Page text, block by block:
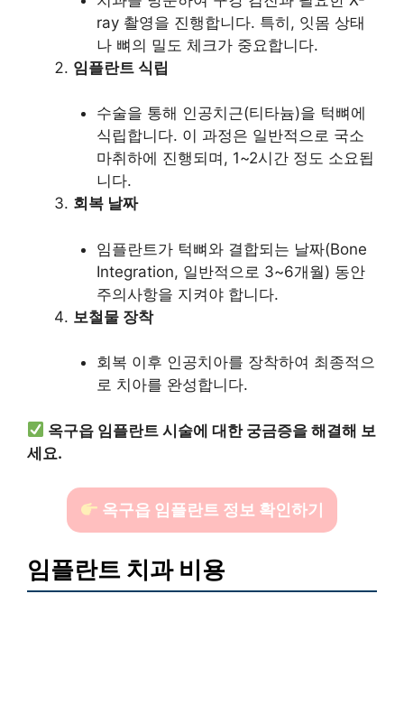
ray 촬영을 진행합니다. 특히, 잇몸 상태
나 뼈의 밀도 체크가 중요합니다.
임플란트 식립
수술을 통해 인공치근(티타늄)을 턱뼈에
식립합니다. 이 과정은 일반적으로 국소
마취하에 진행되며, 1~2시간 정도 소요됩
니다.
회복 날짜
임플란트가 턱뼈와 결합되는 날짜(Bone
Integration, 일반적으로 3~6개월) 동안
주의사항을 지켜야 합니다.
보철물 장착
회복 이후 인공치아를 장착하여 최종적으
로 치아를 완성합니다.
옥구읍 임플란트 시술에 대한 궁금증을 해결해 보
세요.
옥구읍 임플란트 정보 확인하기
임플란트 치과 비용